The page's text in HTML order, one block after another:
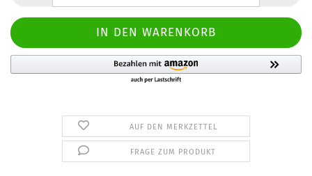
AUF DEN MERKZETTEL
FRAGE ZUM PRODUKT